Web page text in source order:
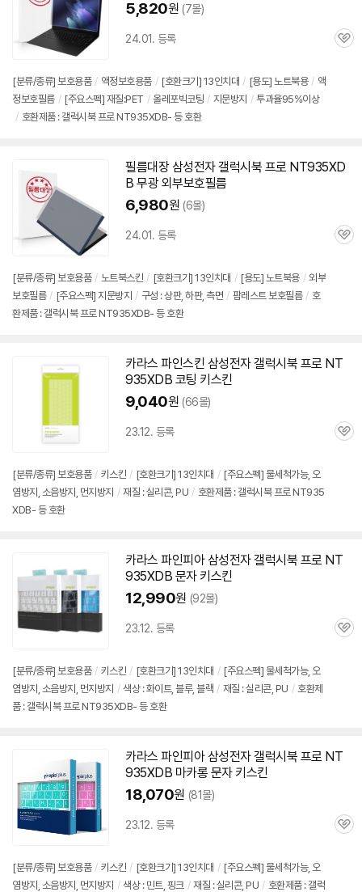
5,820원 (7몰)
24.01. 등록
관
[분류/종류] 보호용품 / 액정보호용품 / [호환크기] 13인치대 / [용도] 노트북용 / 액
정보호필름 / [주요스펙] 재질:PET / 올레포빅코팅 / 지문방지 / 투과율95%이상
/ 호환제품 : 갤럭시북 프로 NT935XDB- 등 호환
필름대장 삼성전자 갤럭시북 프로 NT935XD
B 무광 외부보호필름
6,980원 (6몰)
24.01. 등록
관
[분류/종류] 보호용품 / 노트북스킨 / [호환크기] 13인치대 / [용도] 노트북용 / 외부
보호필름 / [주요스펙] 지문방지 / 구성 : 상판, 하판, 측면 / 팜레스트 보호필름 / 호
환제품 : 갤럭시북 프로 NT935XDB- 등 호환
카라스 파인스킨 삼성전자 갤럭시북 프로 NT
935XDB 코팅 키스킨
9,040원 (66몰)
23.12. 등록
관
[분류/종류] 보호용품 / 키스킨 / [호환크기] 13인치대 / [주요스펙] 물세척가능, 오
염방지, 소음방지, 먼지방지 / 재질 : 실리콘, PU / 호환제품 : 갤럭시북 프로 NT935
XDB- 등 호환
카라스 파인피아 삼성전자 갤럭시북 프로 NT
935XDB 문자 키스킨
12,990원 (92몰)
23.12. 등록
관
[분류/종류] 보호용품 / 키스킨 / [호환크기] 13인치대 / [주요스펙] 물세척가능, 오
염방지, 소음방지, 먼지방지 / 색상 : 화이트, 블루, 블랙 / 재질 : 실리콘, PU / 호환제
품 : 갤럭시북 프로 NT935XDB- 등 호환
카라스 파인피아 삼성전자 갤럭시북 프로 NT
935XDB 마카롱 문자 키스킨
18,070원 (81몰)
23.12. 등록
관
[분류/종류] 보호용품 / 키스킨 / [호환크기] 13인치대 / [주요스펙] 물세척가능, 오
염방지, 소음방지, 먼지방지 / 색상 : 민트, 핑크 / 재질 : 실리콘, PU / 호환제품 : 갤럭